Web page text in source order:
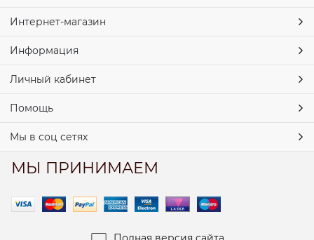
Интернет-магазин
Информация
Личный кабинет
Помощь
Мы в соц сетях
МЫ ПРИНИМАЕМ